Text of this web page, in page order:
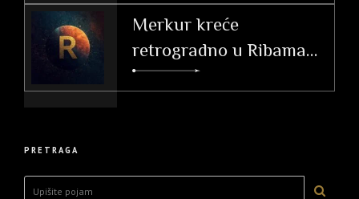
ascendentu
Merkur kreće
retrogradno u Ribama
(26. 2. – 20. 3. 2026.)
PRETRAGA